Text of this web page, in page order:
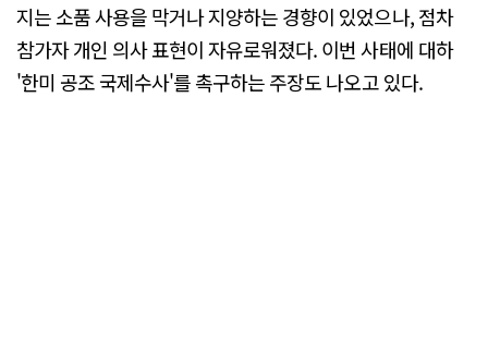
지는 소품 사용을 막거나 지양하는 경향이 있었으나, 점차
참가자 개인 의사 표현이 자유로워졌다. 이번 사태에 대하
'한미 공조 국제수사'를 촉구하는 주장도 나오고 있다.